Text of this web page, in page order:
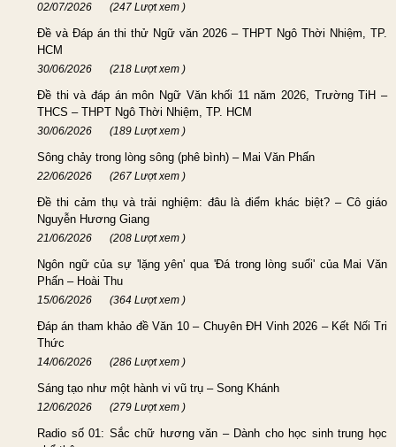
02/07/2026 (247 Lượt xem )
Đề và Đáp án thi thử Ngữ văn 2026 – THPT Ngô Thời Nhiệm, TP.
HCM
30/06/2026 (218 Lượt xem )
Đề thi và đáp án môn Ngữ Văn khối 11 năm 2026, Trường TiH –
THCS – THPT Ngô Thời Nhiệm, TP. HCM
30/06/2026 (189 Lượt xem )
Sông chảy trong lòng sông (phê bình) – Mai Văn Phấn
22/06/2026 (267 Lượt xem )
Đề thi cảm thụ và trải nghiệm: đâu là điểm khác biệt? – Cô giáo
Nguyễn Hương Giang
21/06/2026 (208 Lượt xem )
Ngôn ngữ của sự 'lặng yên' qua 'Đá trong lòng suối' của Mai Văn
Phấn – Hoài Thu
15/06/2026 (364 Lượt xem )
Đáp án tham khảo đề Văn 10 – Chuyên ĐH Vinh 2026 – Kết Nối Tri
Thức
14/06/2026 (286 Lượt xem )
Sáng tạo như một hành vi vũ trụ – Song Khánh
12/06/2026 (279 Lượt xem )
Radio số 01: Sắc chữ hương văn – Dành cho học sinh trung học